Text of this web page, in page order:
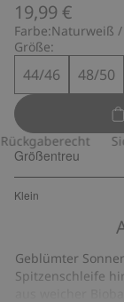
19,99 €
Farbe:Naturweiß
Größe:
44/46 48/50
Größentreu
Klein
von
14
Bewertungen
Geblümter
Spitzenschleife